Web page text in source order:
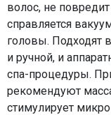
волос, не
справляется
головы. Подходят
и ручной, и
спа-процедуры.
рекомендуют
стимулирует